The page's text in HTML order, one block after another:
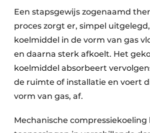
Een stapsgewijs zogenaamd
proces zorgt er, simpel
koelmiddel in de vorm van gas
en daarna sterk afkoelt. Het
koelmiddel absorbeert
de ruimte of installatie en voert
vorm van gas, af.
Mechanische compressiekoeling